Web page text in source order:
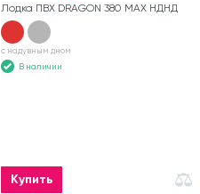
Лодка ПВХ DRAGON 380 MAX НДНД
с надувным дном
В наличии
Купить